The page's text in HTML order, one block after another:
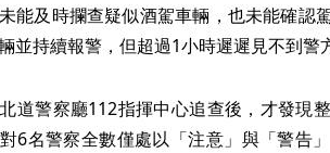
能及時攔查疑似酒駕車輛，也未能確認
並持續報警，但超過1小時遲遲見不到警
道警察廳112指揮中心追查後，才發現
6名警察全數僅處以「注意」與「警告